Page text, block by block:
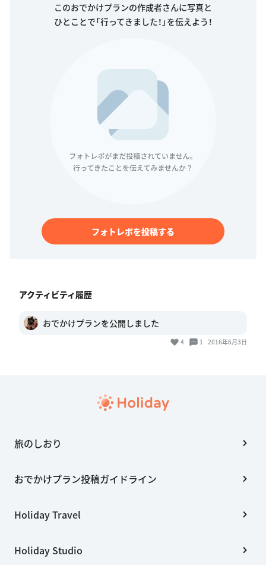
このおでかけプランの作成者さんに写真と
ひとことで「行ってきました！」を伝えよう！
フォトレポを投稿する
アクティビティ履歴
おでかけプランを公開しました
4 1 2016年6月3日
旅のしおり
おでかけプラン投稿ガイドライン
Holiday Travel
Holiday Studio